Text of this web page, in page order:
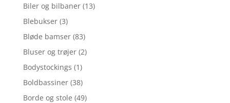
Biler og bilbaner (13)
Blebukser (3)
Bløde bamser (83)
Bluser og trøjer (2)
Bodystockings (1)
Boldbassiner (38)
Borde og stole (49)